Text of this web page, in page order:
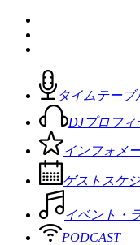
タイムテーブ
DJプロフィ
インフォメ
ゲストスケ
イベント・
PODCAST